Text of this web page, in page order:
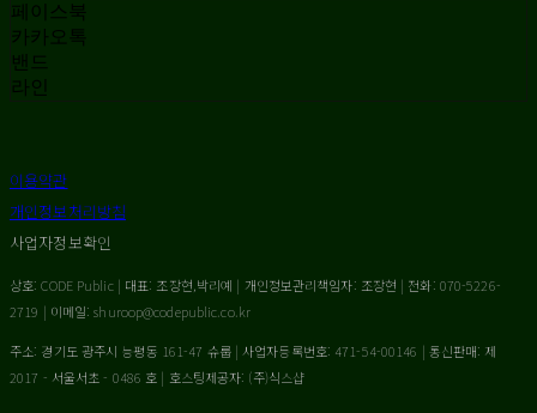
페이스북
카카오톡
밴드
라인
이용약관
개인정보처리방침
사업자정보확인
상호: CODE Public | 대표: 조장현,박리예 | 개인정보관리책임자: 조장현 | 전화: 070-5226-
2719 | 이메일: shuroop@codepublic.co.kr
주소: 경기도 광주시 능평동 161-47 슈룹 | 사업자등록번호: 471-54-00146 | 통신판매: 제
2017 - 서울서초 - 0486 호 | 호스팅제공자: (주)식스샵